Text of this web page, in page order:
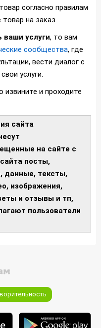
согласно правилам
на заказ.
услуги, то вам
сообщества, где
вести диалог с
услуги.
извините и проходите
сайта
на сайте с
посты,
данные, тексты,
изображения,
и отзывы и тп,
пользователи